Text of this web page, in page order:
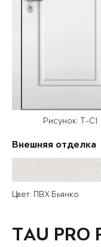
Рисунок: T-C1
Внешняя отделка
Цвет: ПВХ Бьянко
TAU PRO